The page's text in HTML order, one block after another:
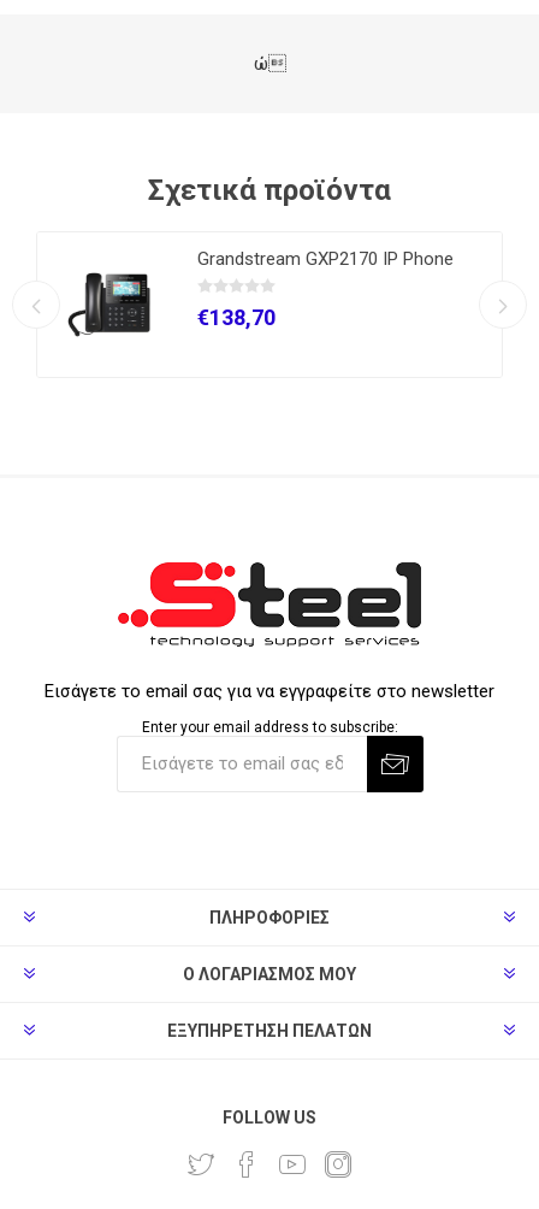
ώ
Σχετικά προϊόντα
Grandstream GXP2170 IP Phone
€138,70
Εισάγετε το email σας για να εγγραφείτε στο newsletter
Enter your email address to subscribe:
ΠΛΗΡΟΦΟΡΊΕΣ
Ο ΛΟΓΑΡΙΑΣΜΌΣ ΜΟΥ
ΕΞΥΠΗΡΈΤΗΣΗ ΠΕΛΑΤΏΝ
FOLLOW US